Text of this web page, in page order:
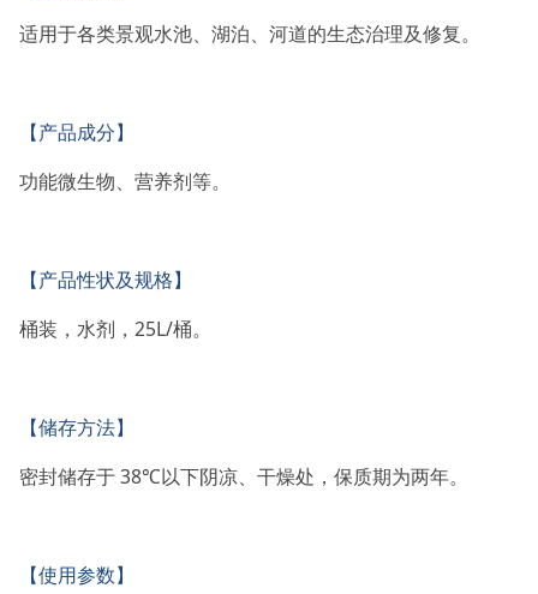
适用于各类景观水池、湖泊、河道的生态治理及修复。
【产品成分】
功能微生物、营养剂等。
【产品性状及规格】
桶装，水剂，25L/桶。
【储存方法】
密封储存于 38℃以下阴凉、干燥处，保质期为两年。
【使用参数】